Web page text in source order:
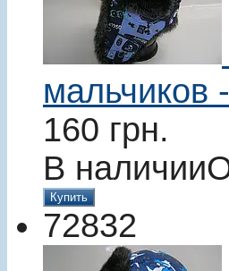
мальчиков
160 грн.
В наличии
Купить
72832